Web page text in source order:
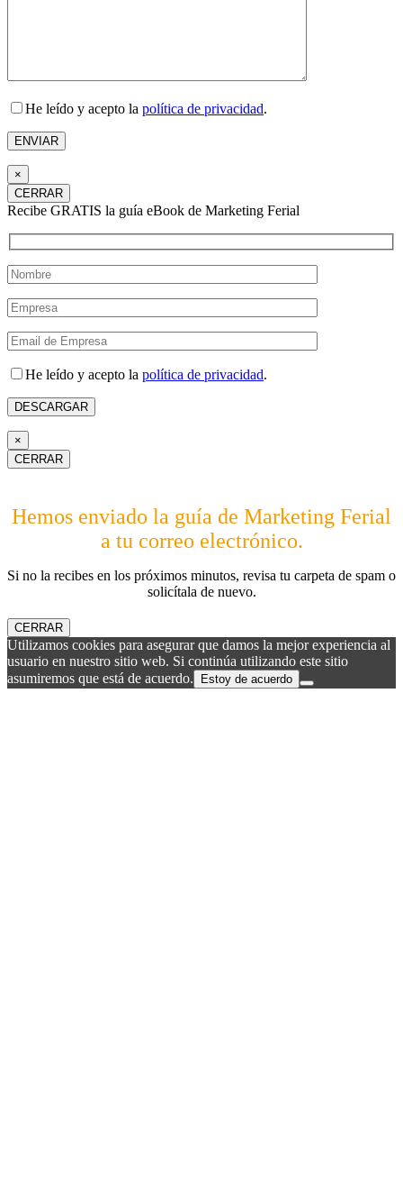
He leído y acepto la política de privacidad.
×
CERRAR
Recibe GRATIS la guía eBook de Marketing Ferial
He leído y acepto la política de privacidad.
×
CERRAR
Hemos enviado la guía de Marketing Ferial
a tu correo electrónico.
Si no la recibes en los próximos minutos, revisa tu carpeta de spam o
solicítala de nuevo.
CERRAR
Utilizamos cookies para asegurar que damos la mejor experiencia al
usuario en nuestro sitio web. Si continúa utilizando este sitio
asumiremos que está de acuerdo.
Estoy de acuerdo